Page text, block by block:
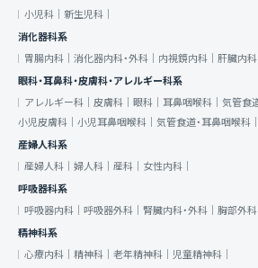
小児科｜ 新生児科｜
消化器科系
胃腸内科｜ 消化器内科・外科｜ 内視鏡内科｜ 肝臓内科
眼科・耳鼻科・皮膚科・アレルギー科系
アレルギー科｜ 皮膚科｜ 眼科｜ 耳鼻咽喉科｜ 気管食
小児皮膚科｜ 小児耳鼻咽喉科｜ 気管食道・耳鼻咽喉科｜
産婦人科系
産婦人科｜ 婦人科｜ 産科｜ 女性内科｜
呼吸器科系
呼吸器内科｜ 呼吸器外科｜ 腎臓内科・外科｜ 胸部外科
精神科系
心療内科｜ 精神科｜ 老年精神科｜ 児童精神科｜